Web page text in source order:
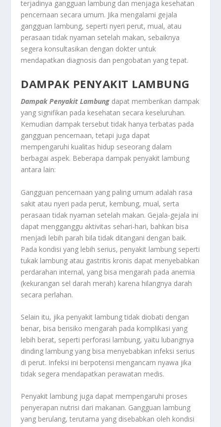
terjadinya gangguan lambung dan menjaga kesehatan
pencernaan secara umum. Jika mengalami gejala
gangguan lambung, seperti nyeri perut, mual, atau
perasaan tidak nyaman setelah makan, sebaiknya
segera konsultasikan dengan dokter untuk
mendapatkan diagnosis dan pengobatan yang tepat.
DAMPAK PENYAKIT LAMBUNG
Dampak Penyakit Lambung dapat memberikan dampak
yang signifikan pada kesehatan secara keseluruhan.
Kemudian dampak tersebut tidak hanya terbatas pada
gangguan pencernaan, tetapi juga dapat
mempengaruhi kualitas hidup seseorang dalam
berbagai aspek. Beberapa dampak penyakit lambung
antara lain:
Gangguan pencernaan yang paling umum adalah rasa
sakit atau nyeri pada perut, kembung, mual, serta
perasaan tidak nyaman setelah makan. Gejala-gejala ini
dapat mengganggu aktivitas sehari-hari, bahkan bisa
menjadi lebih parah bila tidak ditangani dengan baik.
Pada kondisi yang lebih serius, penyakit lambung seperti
tukak lambung atau gastritis kronis dapat menyebabkan
perdarahan internal, yang bisa mengarah pada anemia
(kekurangan sel darah merah) karena hilangnya darah
secara perlahan.
Selain itu, jika penyakit lambung tidak diobati dengan
benar, bisa berisiko mengarah pada komplikasi yang
lebih berat, seperti perforasi lambung, yaitu lubangnya
dinding lambung yang bisa menyebabkan infeksi serius
di perut. Infeksi ini berpotensi mengancam nyawa jika
tidak segera mendapatkan perawatan medis.
Penyakit lambung juga dapat mempengaruhi proses
penyerapan nutrisi dari makanan. Gangguan lambung
yang berulang, terutama yang disebabkan oleh kondisi